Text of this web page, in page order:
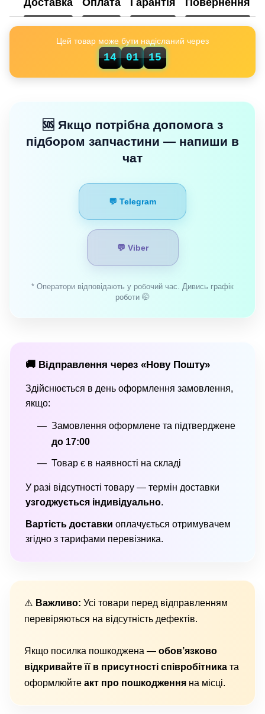
Цей товар може бути надісланий через
14 01 14
🆘 Якщо потрібна допомога з
підбором запчастини — напиши в
чат
💬 Telegram
💬 Viber
* Оператори відповідають у робочий час. Дивись графік
роботи 🤭
🚚 Відправлення через «Нову Пошту»
Здійснюється в день оформлення замовлення,
якщо:
Замовлення оформлене та підтверджене
до 17:00
Товар є в наявності на складі
У разі відсутності товару — термін доставки
узгоджується індивідуально.
Вартість доставки оплачується отримувачем
згідно з тарифами перевізника.
⚠️ Важливо: Усі товари перед відправленням
перевіряються на відсутність дефектів.
Якщо посилка пошкоджена — обов’язково
відкривайте її в присутності співробітника та
оформлюйте акт про пошкодження на місці.